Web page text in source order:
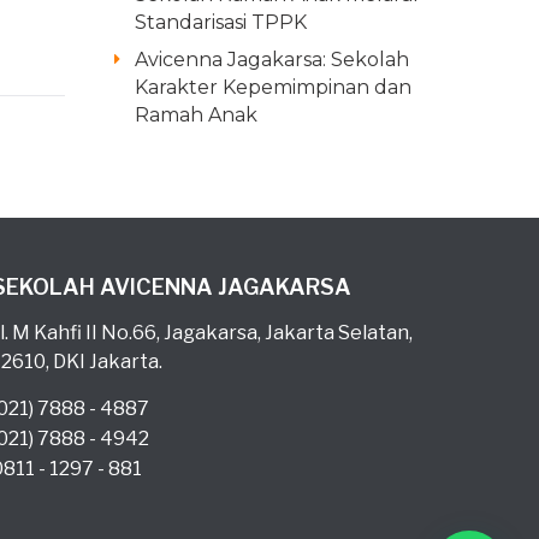
Standarisasi TPPK
Avicenna Jagakarsa: Sekolah
Karakter Kepemimpinan dan
Ramah Anak
AVICENNA JAGAKARSA
M Kahfi II No.66, Jagakarsa, Jakarta Selatan,
DKI Jakarta.
7888 - 4887
7888 - 4942
- 1297 - 881